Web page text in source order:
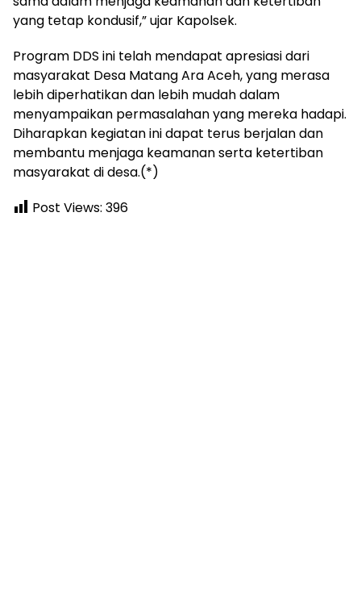
yang tetap kondusif,” ujar Kapolsek.
Program DDS ini telah mendapat apresiasi dari
masyarakat Desa Matang Ara Aceh, yang merasa
lebih diperhatikan dan lebih mudah dalam
menyampaikan permasalahan yang mereka hadapi.
Diharapkan kegiatan ini dapat terus berjalan dan
membantu menjaga keamanan serta ketertiban
masyarakat di desa.(*)
Post Views: 396